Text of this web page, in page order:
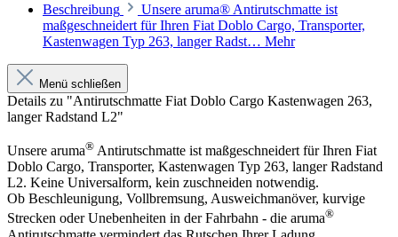
Beschreibung
Unsere aruma® Antirutschmatte ist
maßgeschneidert für Ihren Fiat Doblo Cargo, Transporter,
Kastenwagen Typ 263, langer Radst… Mehr
Menü schließen
Details zu "Antirutschmatte Fiat Doblo Cargo Kastenwagen 263,
langer Radstand L2"
Unsere aruma® Antirutschmatte ist maßgeschneidert für Ihren Fiat
Doblo Cargo, Transporter, Kastenwagen Typ 263, langer Radstand
L2. Keine Universalform, kein zuschneiden notwendig.
Ob Beschleunigung, Vollbremsung, Ausweichmanöver, kurvige
Strecken oder Unebenheiten in der Fahrbahn - die aruma®